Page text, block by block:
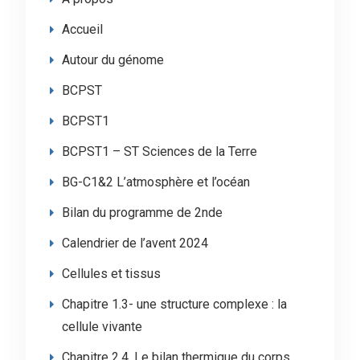
Accueil
Autour du génome
BCPST
BCPST1
BCPST1 – ST Sciences de la Terre
BG-C1&2 L’atmosphère et l’océan
Bilan du programme de 2nde
Calendrier de l’avent 2024
Cellules et tissus
Chapitre 1.3- une structure complexe : la
cellule vivante